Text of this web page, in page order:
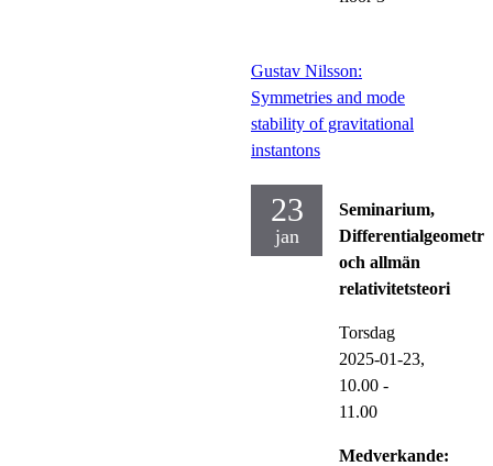
Gustav Nilsson:
Symmetries and mode
stability of gravitational
instantons
23
jan
Seminarium,
Differentialgeometri
och allmän
relativitetsteori
Torsdag
2025-01-23,
10.00 -
11.00
Medverkande: